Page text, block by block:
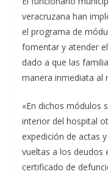
veracruzana han
el programa de
fomentar y atender
dado a que las
manera inmediata al
«En dichos módulos
interior del hospital
expedición de actas
vueltas a los deudos
certificado de